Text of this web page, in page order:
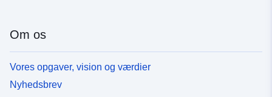
Om os
Vores opgaver, vision og værdier
Nyhedsbrev